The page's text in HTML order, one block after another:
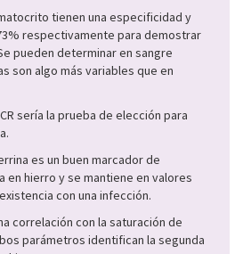
tienen una especificidad y
respectivamente para demostrar
pueden determinar en sangre
son algo más variables que en
sería la prueba de elección para
es un buen marcador de
hierro y se mantiene en valores
con una infección.
correlación con la saturación de
parámetros identifican la segunda